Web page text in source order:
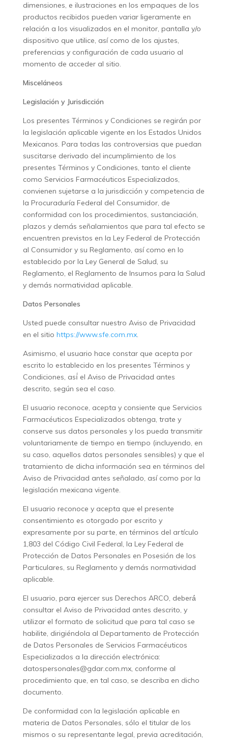
dimensiones, e ilustraciones en los empaques de los
productos recibidos pueden variar ligeramente en
relación a los visualizados en el monitor, pantalla y/o
dispositivo que utilice, así como de los ajustes,
preferencias y configuración de cada usuario al
momento de acceder al sitio.
Misceláneos
Legislación y Jurisdicción
Los presentes Términos y Condiciones se regirán por
la legislación aplicable vigente en los Estados Unidos
Mexicanos. Para todas las controversias que puedan
suscitarse derivado del incumplimiento de los
presentes Términos y Condiciones, tanto el cliente
como Servicios Farmacéuticos Especializados,
convienen sujetarse a la jurisdicción y competencia de
la Procuraduría Federal del Consumidor, de
conformidad con los procedimientos, sustanciación,
plazos y demás señalamientos que para tal efecto se
encuentren previstos en la Ley Federal de Protección
al Consumidor y su Reglamento, así como en lo
establecido por la Ley General de Salud, su
Reglamento, el Reglamento de Insumos para la Salud
y demás normatividad aplicable.
Datos Personales
Usted puede consultar nuestro Aviso de Privacidad
en el sitio https://www.sfe.com.mx.
Asimismo, el usuario hace constar que acepta por
escrito lo establecido en los presentes Términos y
Condiciones, así́ el Aviso de Privacidad antes
descrito, según sea el caso.
El usuario reconoce, acepta y consiente que Servicios
Farmacéuticos Especializados obtenga, trate y
conserve sus datos personales y los pueda transmitir
voluntariamente de tiempo en tiempo (incluyendo, en
su caso, aquellos datos personales sensibles) y que el
tratamiento de dicha información sea en términos del
Aviso de Privacidad antes señalado, así como por la
legislación mexicana vigente.
El usuario reconoce y acepta que el presente
consentimiento es otorgado por escrito y
expresamente por su parte, en términos del artículo
1,803 del Código Civil Federal, la Ley Federal de
Protección de Datos Personales en Posesión de los
Particulares, su Reglamento y demás normatividad
aplicable.
El usuario, para ejercer sus Derechos ARCO, deberá́
consultar el Aviso de Privacidad antes descrito, y
utilizar el formato de solicitud que para tal caso se
habilite, dirigiéndola al Departamento de Protección
de Datos Personales de Servicios Farmacéuticos
Especializados a la dirección electrónica:
datospersonales@gdar.com.mx, conforme al
procedimiento que, en tal caso, se describa en dicho
documento.
De conformidad con la legislación aplicable en
materia de Datos Personales, sólo el titular de los
mismos o su representante legal, previa acreditación,